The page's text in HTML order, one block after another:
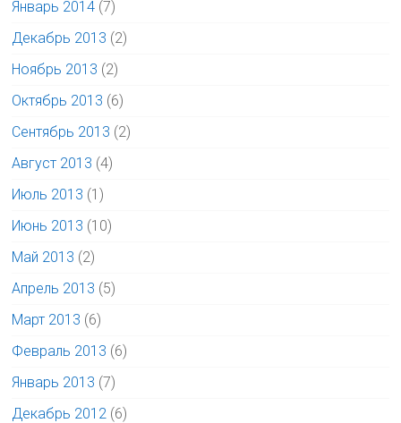
Январь 2014 (7)
Декабрь 2013 (2)
Ноябрь 2013 (2)
Октябрь 2013 (6)
Сентябрь 2013 (2)
Август 2013 (4)
Июль 2013 (1)
Июнь 2013 (10)
Май 2013 (2)
Апрель 2013 (5)
Март 2013 (6)
Февраль 2013 (6)
Январь 2013 (7)
Декабрь 2012 (6)